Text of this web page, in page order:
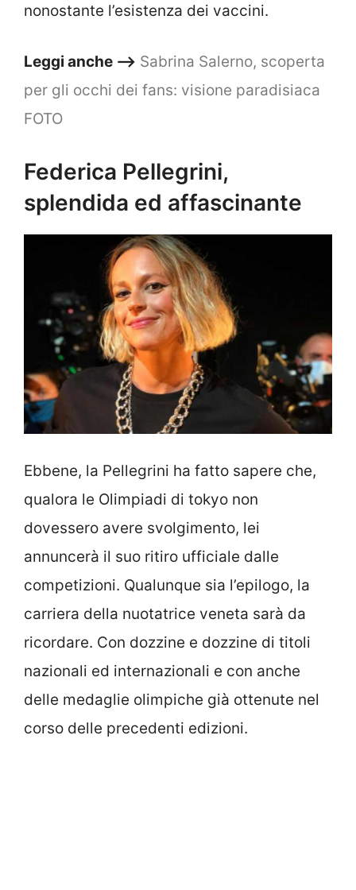
nonostante l’esistenza dei vaccini.
Leggi anche –> Sabrina Salerno, scoperta
per gli occhi dei fans: visione paradisiaca
FOTO
Federica Pellegrini,
splendida ed affascinante
Ebbene, la Pellegrini ha fatto sapere che,
qualora le Olimpiadi di tokyo non
dovessero avere svolgimento, lei
annuncerà il suo ritiro ufficiale dalle
competizioni. Qualunque sia l’epilogo, la
carriera della nuotatrice veneta sarà da
ricordare. Con dozzine e dozzine di titoli
nazionali ed internazionali e con anche
delle medaglie olimpiche già ottenute nel
corso delle precedenti edizioni.